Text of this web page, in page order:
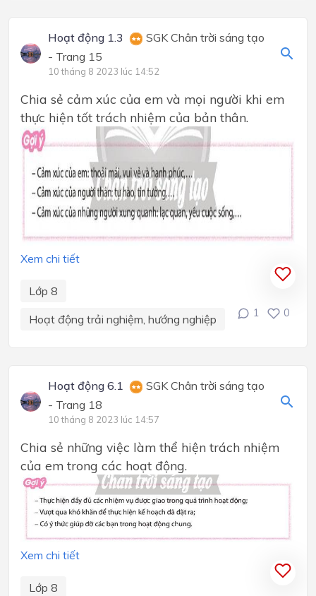
Hoạt động 1.3
SGK Chân trời sáng tạo
- Trang 15
10 tháng 8 2023 lúc 14:52
Chia sẻ cảm xúc của em và mọi người khi em
thực hiện tốt trách nhiệm của bản thân.
Xem chi tiết
Lớp 8
Hoạt động trải nghiệm, hướng nghiệp
1 0
Hoạt động 6.1
SGK Chân trời sáng tạo
- Trang 18
10 tháng 8 2023 lúc 14:57
Chia sẻ những việc làm thể hiện trách nhiệm
của em trong các hoạt động.
Xem chi tiết
Lớp 8